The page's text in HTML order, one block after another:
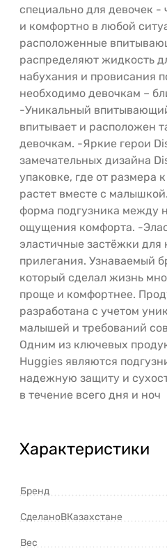
специально для девочек
и комфортно в любой
расположенные
распределяют жидкость
набухания и провисания
необходимо девочкам –
-Уникальный
впитывает и расположен
девочкам. -Яркие герои
замечательных дизайна
упаковке, где от размера
растет вместе с
форма подгузника между
ощущения комфорта. -
эластичные застёжки для
прилегания. Узнаваемый
который сделал жизнь
проще и комфортнее.
разработана с учетом
малышей и требований
Одним из ключевых
Huggies являются
надежную защиту и
в течение всего дня и ноч
Характеристики
Бренд
СделаноВКазахстане
Вес